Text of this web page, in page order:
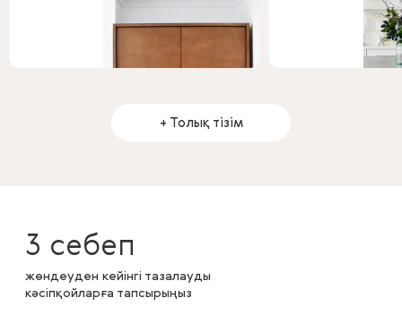
+ Толық тізім
3 себеп
жөндеуден кейінгі тазалауды
кәсіпқойларға тапсырыңыз